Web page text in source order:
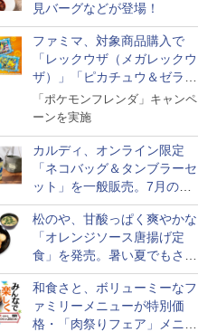
見バーグなどが登場！
ファミマ、対象商品購入で
「レックウザ（メガレックウ
ザ）」「ピカチュウ＆ゼラオ
ラ」のフレンダピックがもら
える！
「ポケモンフレンダ」キャンペ
ーンを実施
カルディ、オンライン限定
「ネコバッグ＆タンブラーセ
ット」を一般販売。7月の抽
選販売の当選無効分
松のや、甘酸っぱく爽やかな
「オレンジソース唐揚げ定
食」を発売。暑い夏でもさっ
ぱり！
和食さと、ボリューミーなフ
ァミリーメニューが特別価
格・「肉祭りフェア」メニュ